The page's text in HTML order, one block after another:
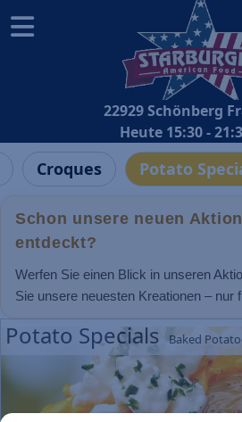
22929 Schönberg
Heute 15:30 -
Croques Potato
Schon unsere neuen
entdeckt?
Werfen Sie einen Blick in unseren
Sie unsere neuesten Kreationen – nur
Potato Specials Baked